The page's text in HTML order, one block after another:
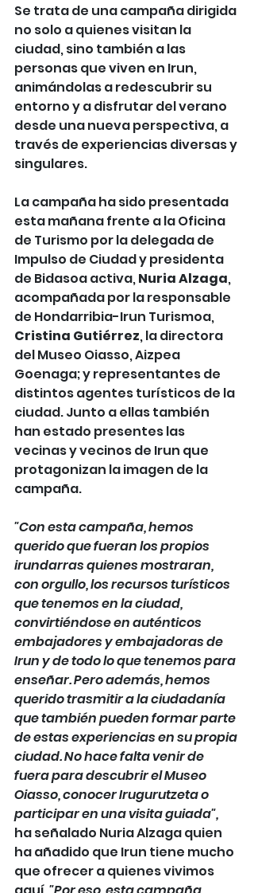
Se trata de una campaña dirigida
no solo a quienes visitan la
ciudad, sino también a las
personas que viven en Irun,
animándolas a redescubrir su
entorno y a disfrutar del verano
desde una nueva perspectiva, a
través de experiencias diversas y
singulares.
La campaña ha sido presentada
esta mañana frente a la Oficina
de Turismo por la delegada de
Impulso de Ciudad y presidenta
de Bidasoa activa, Nuria Alzaga,
acompañada por la responsable
de Hondarribia-Irun Turismoa,
Cristina Gutiérrez, la directora
del Museo Oiasso, Aizpea
Goenaga; y representantes de
distintos agentes turísticos de la
ciudad. Junto a ellas también
han estado presentes las
vecinas y vecinos de Irun que
protagonizan la imagen de la
campaña.
"Con esta campaña, hemos
querido que fueran los propios
irundarras quienes mostraran,
con orgullo, los recursos turísticos
que tenemos en la ciudad,
convirtiéndose en auténticos
embajadores y embajadoras de
Irun y de todo lo que tenemos para
enseñar. Pero además, hemos
querido trasmitir a la ciudadanía
que también pueden formar parte
de estas experiencias en su propia
ciudad. No hace falta venir de
fuera para descubrir el Museo
Oiasso, conocer Irugurutzeta o
participar en una visita guiada",
ha señalado Nuria Alzaga quien
ha añadido que Irun tiene mucho
que ofrecer a quienes vivimos